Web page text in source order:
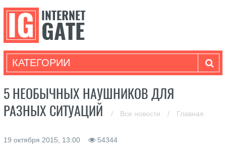
КАТЕГОРИИ
5 НЕОБЫЧНЫХ НАУШНИКОВ ДЛЯ
РАЗНЫХ СИТУАЦИЙ
/ Все новости / Главная
19 октября 2015, 13:00 54344